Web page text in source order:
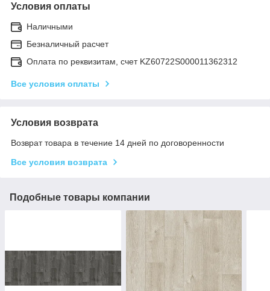
Условия оплаты
Наличными
Безналичный расчет
Оплата по реквизитам, счет KZ60722S000011362312
Все условия оплаты
Условия возврата
Возврат товара в течение 14 дней по договоренности
Все условия возврата
Подобные товары компании